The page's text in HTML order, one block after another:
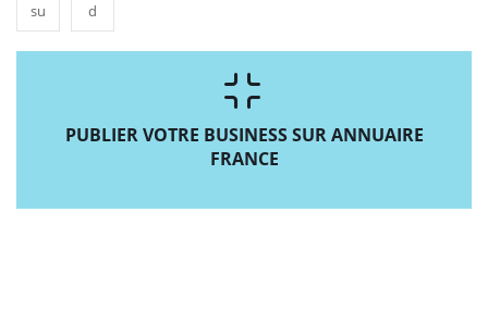
su d
PUBLIER VOTRE BUSINESS SUR ANNUAIRE
FRANCE